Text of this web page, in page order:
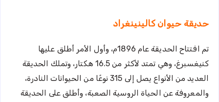
حديقة حيوان كالينينغراد
تم افتتاح الحديقة عام 1896م، وأول الأمر أطلق عليها
كنيغسبرغ، وهي تمتد لأكثر من 16.5 هكتار، وتملك الحديقة
العديد من الأنواع يصل إلى 315 نوعًا من الحيوانات النادرة،
والمعروفة عن الحياة الروسية الصعبة، وأطلق على الحديقة